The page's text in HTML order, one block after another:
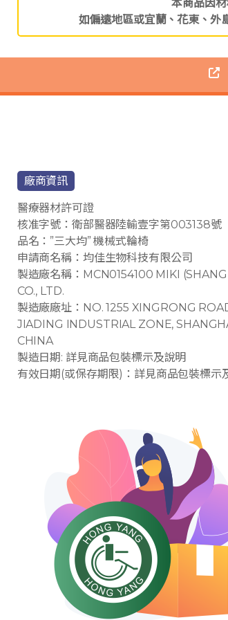
本商品因
如偏遠地區或宜蘭、花東、外
廠商資訊
醫療器材許可證
核准字號：衛部醫器陸輸壹字第003138號
品名：”三大均” 機械式輪椅
申請商名稱：均佳生物科技有限公司
製造廠名稱：MCN0154100 MIKI
CO., LTD.
製造廠廠址：NO. 1255 XINGRONG
JIADING INDUSTRIAL ZONE,
CHINA
製造日期: 詳見商品包裝標示及說明
有效日期(或保存期限)：詳見商品包裝標示